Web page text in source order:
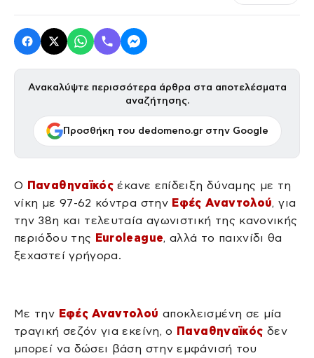
Ανακαλύψτε περισσότερα άρθρα στα αποτελέσματα
αναζήτησης.
Προσθήκη του dedomeno.gr στην Google
Ο Παναθηναϊκός έκανε επίδειξη δύναμης με τη
νίκη με 97-62 κόντρα στην Εφές Αναντολού, για
την 38η και τελευταία αγωνιστική της κανονικής
περιόδου της Euroleague, αλλά το παιχνίδι θα
ξεχαστεί γρήγορα.
Με την Εφές Αναντολού αποκλεισμένη σε μία
τραγική σεζόν για εκείνη, ο Παναθηναϊκός δεν
μπορεί να δώσει βάση στην εμφάνισή του